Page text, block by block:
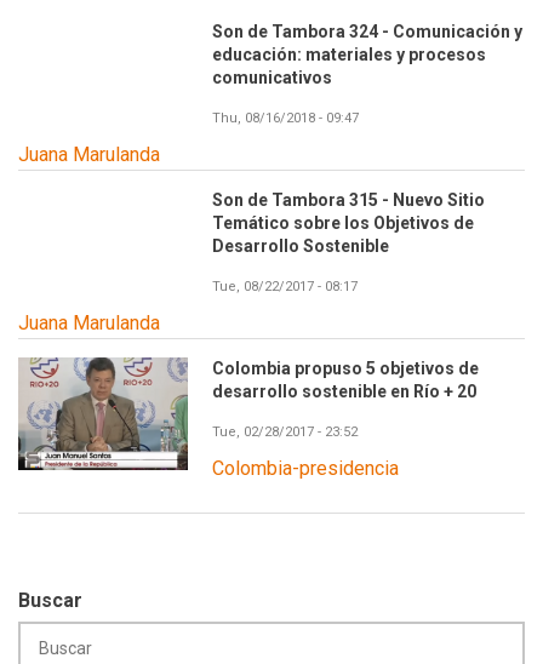
Son de Tambora 324 - Comunicación y
educación: materiales y procesos
comunicativos
Thu, 08/16/2018 - 09:47
Juana Marulanda
Son de Tambora 315 - Nuevo Sitio
Temático sobre los Objetivos de
Desarrollo Sostenible
Tue, 08/22/2017 - 08:17
Juana Marulanda
Colombia propuso 5 objetivos de
desarrollo sostenible en Río + 20
Tue, 02/28/2017 - 23:52
Colombia-presidencia
Buscar